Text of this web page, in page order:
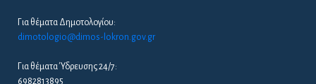
Για θέματα Δημοτολογίου:
dimotologio@dimos-lokron.gov.gr
Για θέματα Ύδρευσης 24/7:
6982813895